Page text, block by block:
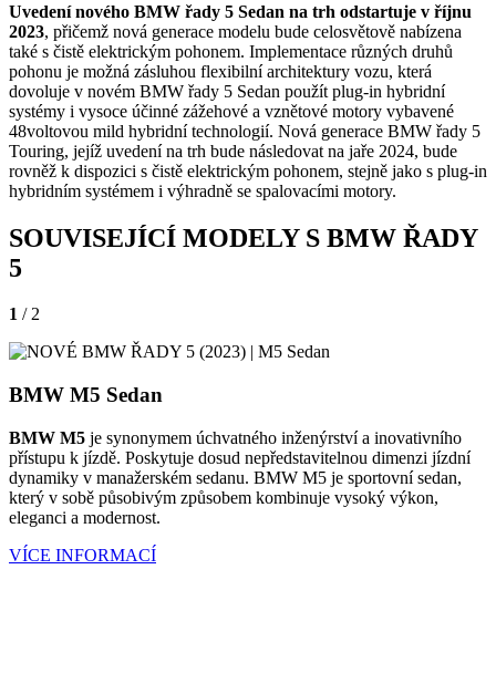
Uvedení nového BMW řady 5 Sedan na trh odstartuje v říjnu
2023, přičemž nová generace modelu bude celosvětově nabízena
také s čistě elektrickým pohonem. Implementace různých druhů
pohonu je možná zásluhou flexibilní architektury vozu, která
dovoluje v novém BMW řady 5 Sedan použít plug-in hybridní
systémy i vysoce účinné zážehové a vznětové motory vybavené
48voltovou mild hybridní technologií. Nová generace BMW řady 5
Touring, jejíž uvedení na trh bude následovat na jaře 2024, bude
rovněž k dispozici s čistě elektrickým pohonem, stejně jako s plug-in
hybridním systémem i výhradně se spalovacími motory.
SOUVISEJÍCÍ MODELY S BMW ŘADY
5
1 / 2
BMW M5 Sedan
BMW M5 je synonymem úchvatného inženýrství a inovativního
přístupu k jízdě. Poskytuje dosud nepředstavitelnou dimenzi jízdní
dynamiky v manažerském sedanu. BMW M5 je sportovní sedan,
který v sobě působivým způsobem kombinuje vysoký výkon,
eleganci a modernost.
VÍCE INFORMACÍ